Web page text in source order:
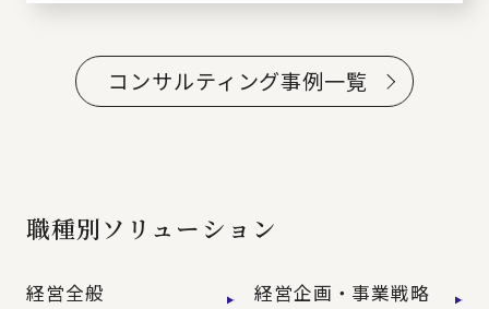
コンサルティング事例一覧
職種別ソリューション
経営全般 経営企画・事業戦略